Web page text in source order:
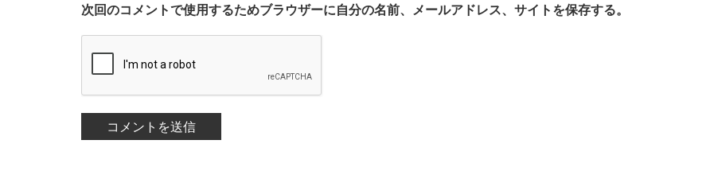
次回のコメントで使用するためブラウザーに自分の名前、メールアドレス、サイトを保存する。